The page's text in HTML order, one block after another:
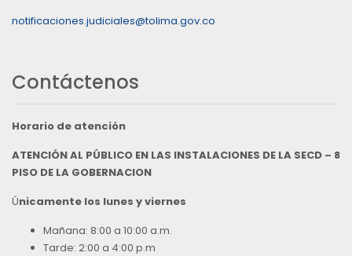
notificaciones.judiciales@tolima.gov.co
Contáctenos
Horario de atención
ATENCIÓN AL PÚBLICO EN LAS INSTALACIONES DE LA SECD – 8
PISO DE LA GOBERNACION
Únicamente los lunes y viernes
Mañana: 8:00 a 10:00 a.m.
Tarde: 2:00 a 4:00 p.m